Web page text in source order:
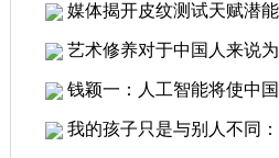
媒体揭开皮纹测试天赋潜
艺术修养对于中国人来说
钱颖一：人工智能将使中
我的孩子只是与别人不同